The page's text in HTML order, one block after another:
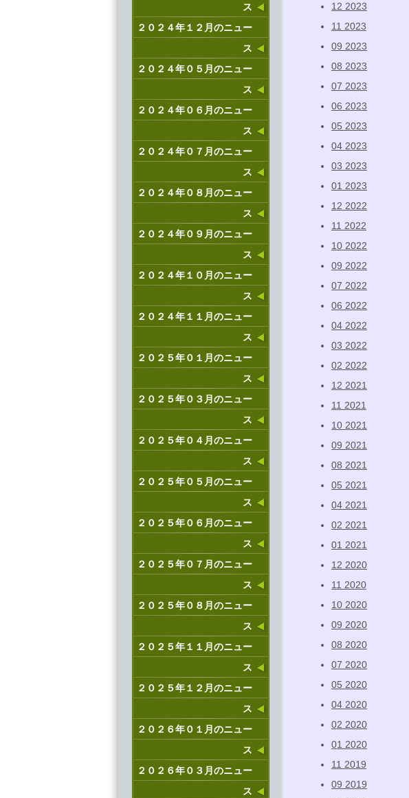
ス
２０２４年１２月のニュー
ス
２０２４年０５月のニュー
ス
２０２４年０６月のニュー
ス
２０２４年０７月のニュー
ス
２０２４年０８月のニュー
ス
２０２４年０９月のニュー
ス
２０２４年１０月のニュー
ス
２０２４年１１月のニュー
ス
２０２５年０１月のニュー
ス
２０２５年０３月のニュー
ス
２０２５年０４月のニュー
ス
２０２５年０５月のニュー
ス
２０２５年０６月のニュー
ス
２０２５年０７月のニュー
ス
２０２５年０８月のニュー
ス
２０２５年１１月のニュー
ス
２０２５年１２月のニュー
ス
２０２６年０１月のニュー
ス
２０２６年０３月のニュー
ス
12 2023
11 2023
09 2023
08 2023
07 2023
06 2023
05 2023
04 2023
03 2023
01 2023
12 2022
11 2022
10 2022
09 2022
07 2022
06 2022
04 2022
03 2022
02 2022
12 2021
11 2021
10 2021
09 2021
08 2021
05 2021
04 2021
02 2021
01 2021
12 2020
11 2020
10 2020
09 2020
08 2020
07 2020
05 2020
04 2020
02 2020
01 2020
11 2019
09 2019